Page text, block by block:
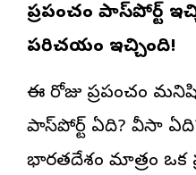
ప్రపంచం పాస్‌పోర్ట్
పరిచయం ఇచ్చింది!
ఈ రోజు ప్రపంచం
పాస్‌పోర్ట్ ఏది? వీసా
భారతదేశం మాత్రం ఒక